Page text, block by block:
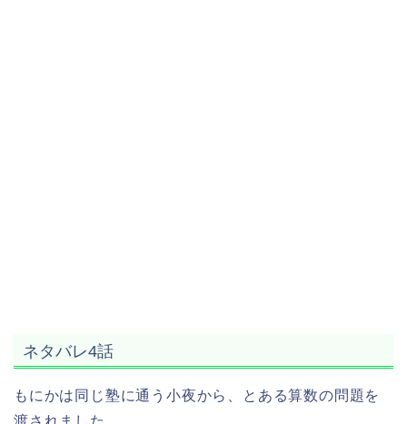
ネタバレ4話
もにかは同じ塾に通う小夜から、とある算数の問題を
渡されました。